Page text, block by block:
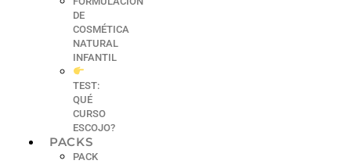
DE
COSMÉTICA
NATURAL
INFANTIL
TEST:
QUÉ
CURSO
ESCOJO?
PACKS
PACK